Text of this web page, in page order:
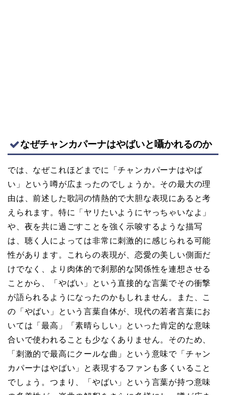
なぜチャンカパーナはやばいと囁かれるのか
では、なぜこれほどまでに「チャンカパーナはやば
い」という噂が広まったのでしょうか。その最大の理
由は、前述した歌詞の情熱的で大胆な表現にあると考
えられます。特に「ヤリたいようにヤっちゃいなよ」
や、夜を共に過ごすことを強く示唆するような描写
は、聴く人によっては非常に刺激的に感じられる可能
性があります。これらの表現が、恋愛の美しい側面だ
けでなく、より肉体的で刹那的な関係性を連想させる
ことから、「やばい」という直接的な言葉でその衝撃
が語られるようになったのかもしれません。また、こ
の「やばい」という言葉自体が、現代の若者言葉にお
いては「最高」「素晴らしい」といった肯定的な意味
合いで使われることも少なくありません。そのため、
「刺激的で最高にクールな曲」という意味で「チャン
カパーナはやばい」と表現するファンも多くいること
でしょう。つまり、「やばい」という言葉が持つ意味